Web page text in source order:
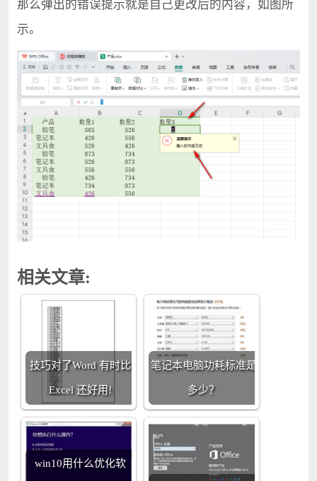
那么弹出的错误提示就是自己更改后的内容，如图所
示。
相关文章:
技巧对了Word 有时比
Excel 还好用!
笔记本电脑功耗标准是
多少？
win10用什么优化软